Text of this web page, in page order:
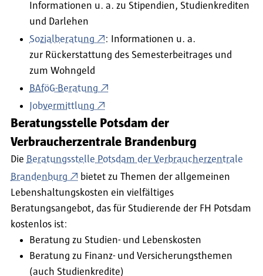
Informationen u. a. zu Stipendien, Studienkrediten
und Darlehen
Sozialberatung
: Informationen u. a.
zur Rückerstattung des Semesterbeitrages und
zum Wohngeld
BAföG-Beratung
Jobvermittlung
Beratungsstelle Potsdam der
Verbraucherzentrale Brandenburg
Die Beratungsstelle Potsdam der Verbraucherzentrale
Brandenburg
bietet zu Themen der allgemeinen
Lebenshaltungskosten ein vielfältiges
Beratungsangebot, das für Studierende der FH Potsdam
kostenlos ist:
Beratung zu Studien- und Lebenskosten
Beratung zu Finanz- und Versicherungsthemen
(auch Studienkredite)